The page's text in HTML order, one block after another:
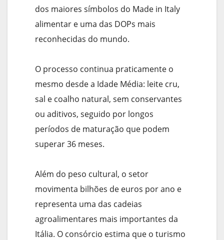
dos maiores símbolos do Made in Italy
alimentar e uma das DOPs mais
reconhecidas do mundo.
O processo continua praticamente o
mesmo desde a Idade Média: leite cru,
sal e coalho natural, sem conservantes
ou aditivos, seguido por longos
períodos de maturação que podem
superar 36 meses.
Além do peso cultural, o setor
movimenta bilhões de euros por ano e
representa uma das cadeias
agroalimentares mais importantes da
Itália. O consórcio estima que o turismo